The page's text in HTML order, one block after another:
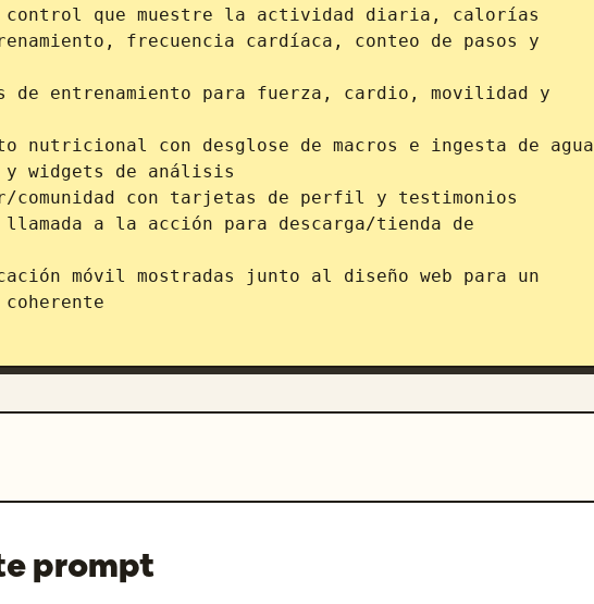
que muestre la actividad diaria, calorías
frecuencia cardíaca, conteo de pasos y
de entrenamiento para fuerza, cardio, movilidad y
nutricional con desglose de macros e ingesta de agua
widgets de análisis
comunidad con tarjetas de perfil y testimonios
a la acción para descarga/tienda de
móvil mostradas junto al diseño web para un
y moderna
premium
detallado, digno de Dribbble y con calidad de
prompt